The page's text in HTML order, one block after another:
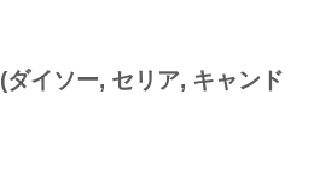
イソー, セリア, キャンド